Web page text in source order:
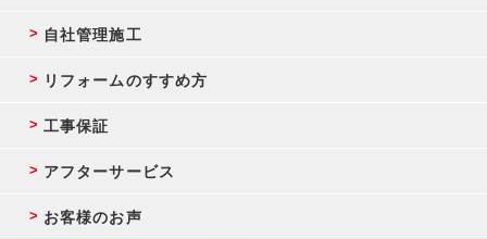
自社管理施工
リフォームのすすめ方
工事保証
アフターサービス
お客様のお声